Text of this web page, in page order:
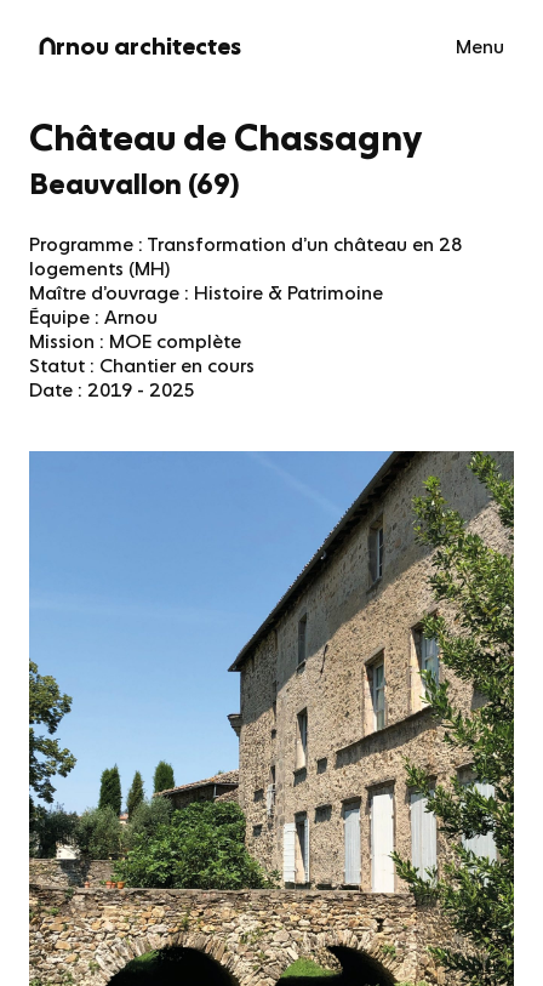
Ornou architectes Menu
Château de Chassagny
Beauvallon (69)
Programme : Transformation d’un château en 28
logements (MH)
Maître d’ouvrage : Histoire & Patrimoine
Équipe : Arnou
Mission : MOE complète
Statut : Chantier en cours
Date : 2019 - 2025